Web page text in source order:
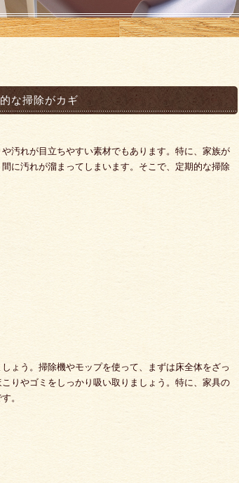
な掃除がカギ
汚れが目立ちやすい素材でもあります。特に、家族が
に汚れが溜まってしまいます。そこで、定期的な掃除
ょう。掃除機やモップを使って、まずは床全体をざっ
りやゴミをしっかり吸い取りましょう。特に、家具の
。